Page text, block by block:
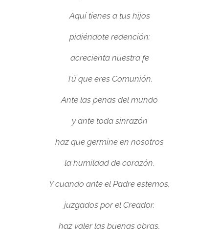
Aquí tienes a tus hijos
pidiéndote redención;
acrecienta nuestra fe
Tú que eres Comunión.
Ante las penas del mundo
y ante toda sinrazón
haz que germine en nosotros
la humildad de corazón.
Y cuando ante el Padre estemos,
juzgados por el Creador,
haz valer las buenas obras,